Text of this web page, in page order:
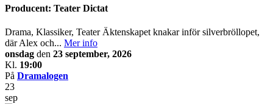
Producent: Teater Dictat
Drama, Klassiker, Teater Äktenskapet knakar inför silverbröllopet,
där Alex och... Mer info
onsdag den 23 september, 2026
Kl. 19:00
På Dramalogen
23
sep